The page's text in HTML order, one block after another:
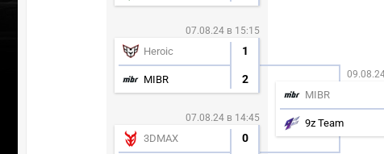
07.08.24 в 15:15
Heroic 1
MIBR 2
07.08.24 в 14:45
3DMAX 0
MIBR
9z Team